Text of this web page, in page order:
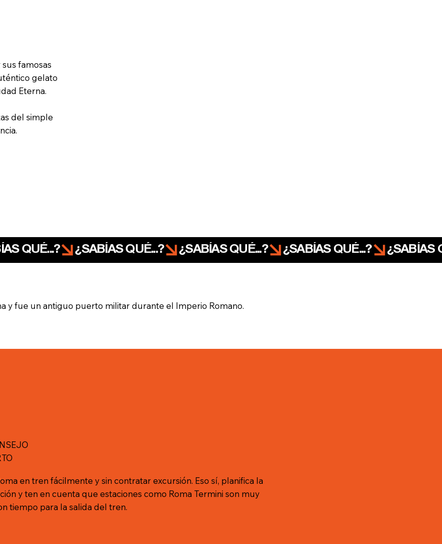
sus famosas
gelato
Eterna.
del simple
y fue un antiguo puerto militar durante el Imperio Romano.
en tren fácilmente y sin contratar excursión. Eso sí, planifica la
y ten en cuenta que estaciones como Roma Termini son muy
tiempo para la salida del tren.